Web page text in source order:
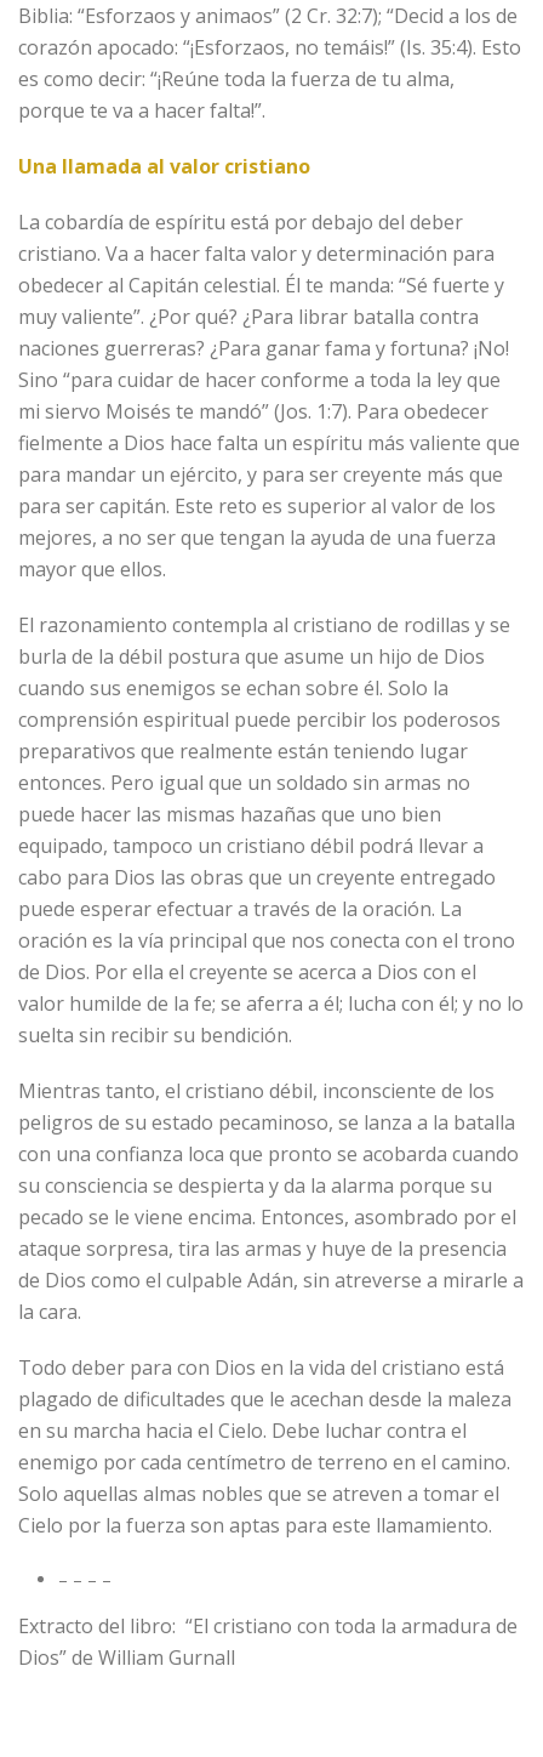
Biblia: “Esforzaos y animaos” (2 Cr. 32:7); “Decid a los de
corazón apocado: “¡Esforzaos, no temáis!” (Is. 35:4). Esto
es como decir: “¡Reúne toda la fuerza de tu alma,
porque te va a hacer falta!”.
Una llamada al valor cristiano
La cobardía de espíritu está por debajo del deber
cristiano. Va a hacer falta valor y determinación para
obedecer al Capitán celestial. Él te manda: “Sé fuerte y
muy valiente”. ¿Por qué? ¿Para librar batalla contra
naciones guerreras? ¿Para ganar fama y fortuna? ¡No!
Sino “para cuidar de hacer conforme a toda la ley que
mi siervo Moisés te mandó” (Jos. 1:7). Para obedecer
fielmente a Dios hace falta un espíritu más valiente que
para mandar un ejército, y para ser creyente más que
para ser capitán. Este reto es superior al valor de los
mejores, a no ser que tengan la ayuda de una fuerza
mayor que ellos.
El razonamiento contempla al cristiano de rodillas y se
burla de la débil postura que asume un hijo de Dios
cuando sus enemigos se echan sobre él. Solo la
comprensión espiritual puede percibir los poderosos
preparativos que realmente están teniendo lugar
entonces. Pero igual que un soldado sin armas no
puede hacer las mismas hazañas que uno bien
equipado, tampoco un cristiano débil podrá llevar a
cabo para Dios las obras que un creyente entregado
puede esperar efectuar a través de la oración. La
oración es la vía principal que nos conecta con el trono
de Dios. Por ella el creyente se acerca a Dios con el
valor humilde de la fe; se aferra a él; lucha con él; y no lo
suelta sin recibir su bendición.
Mientras tanto, el cristiano débil, inconsciente de los
peligros de su estado pecaminoso, se lanza a la batalla
con una confianza loca que pronto se acobarda cuando
su consciencia se despierta y da la alarma porque su
pecado se le viene encima. Entonces, asombrado por el
ataque sorpresa, tira las armas y huye de la presencia
de Dios como el culpable Adán, sin atreverse a mirarle a
la cara.
Todo deber para con Dios en la vida del cristiano está
plagado de dificultades que le acechan desde la maleza
en su marcha hacia el Cielo. Debe luchar contra el
enemigo por cada centímetro de terreno en el camino.
Solo aquellas almas nobles que se atreven a tomar el
Cielo por la fuerza son aptas para este llamamiento.
– – – –
Extracto del libro: “El cristiano con toda la armadura de
Dios” de William Gurnall